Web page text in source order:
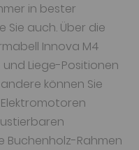
in bester
Sie auch. Über die
Innova M4
Liege-Positionen
können Sie
Elektromotoren
Buchenholz-Rahmen